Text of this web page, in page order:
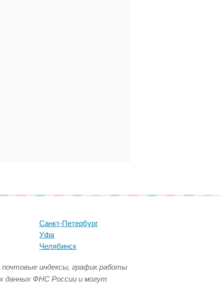
Санкт-Петербург
Уфа
Челябинск
индексы, график работы
данных ФНС России и могут